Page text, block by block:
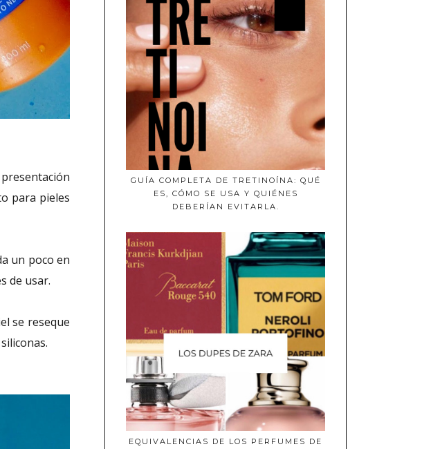
presentación
para pieles
un poco en
de usar.
se reseque
GUÍA COMPLETA DE TRETINOÍNA: QUÉ
ES, CÓMO SE USA Y QUIÉNES
DEBERÍAN EVITARLA.
EQUIVALENCIAS DE LOS PERFUMES DE